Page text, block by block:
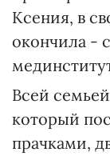
Ксения, в
окончила -
Всей
который
прачками,